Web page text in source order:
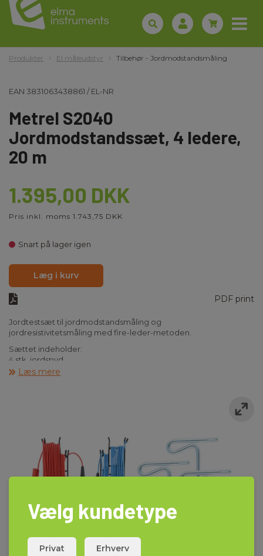
Produkter El måleudstyr Tilbehør - Jordmodstandsmåling
EAN 3831063438861 /EL-NR
Metrel S2040
Jordmodstandssæt, 4 ledere,
20 m
1.395,00 DKK
Pris inkl. moms 1.743,75 DKK
Snart på lager igen
Læg i kurv
PDF print
Jordtestsæt til jordmodstandsmåling og
jordresistivitetsmåling med fire-leder-metoden.
Sættet indeholder:
4 stk. jordspyd
2 stk. 20 m prøveledning m. næb, hhv. grøn og sort
Læs mere
Vælg kundetype
Privat Erhverv